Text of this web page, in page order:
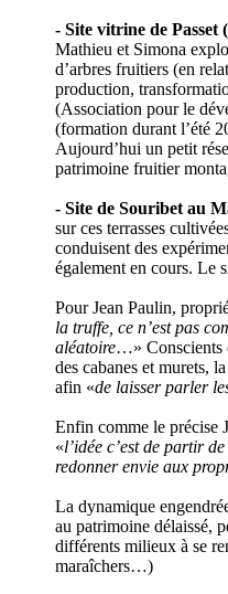
- Site vitrine de Passet
Mathieu et Simona
d’arbres fruitiers (en
production,
(Association pour le
(formation durant l’été
Aujourd’hui un petit
patrimoine fruitier
- Site de Souribet au
sur ces terrasses
conduisent des
également en cours. Le
Pour Jean Paulin,
la truffe, ce n’est pas
aléatoire…» Conscients
des cabanes et murets,
afin «de laisser parler
Enfin comme le précise
«l’idée c’est de partir
redonner envie aux
La dynamique
au patrimoine délaissé,
différents milieux à se
maraîchers…)